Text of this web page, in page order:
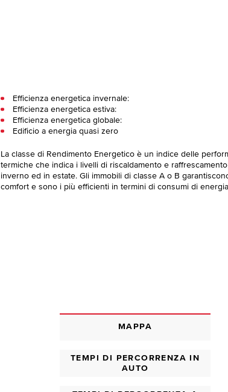
Efficienza energetica invernale:
Efficienza energetica estiva:
Efficienza energetica globale:
Edificio a energia quasi zero
La classe di Rendimento Energetico è un indice delle
termiche che indica i livelli di riscaldamento e
inverno ed in estate. Gli immobili di classe A o B
comfort e sono i più efficienti in termini di consumi di
MAPPA
TEMPI DI PERCORRENZA IN
AUTO